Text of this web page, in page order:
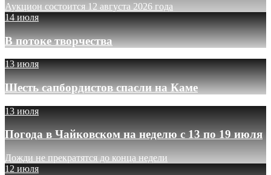
Аукцион состоится 12 августа 2026 года
14 июля
В потоке творчества
13 июля
Шесть сапбордистов спасли на Каме
13 июля
Погода в Чайковском на неделю с 13 по 19 июля
Дожди не прекратятся до конца недели
12 июля